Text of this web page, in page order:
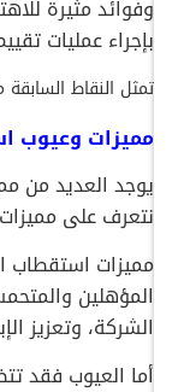
وفوائد مثيرة
بإجراء عمليات تقييم
تمثل النقاط السابقة
مميزات وعيوب
يوجد العديد من
نتعرف على مميزات
مميزات استقطاب
المؤهلين
الشركة، وتعزيز
أما العيوب فقد